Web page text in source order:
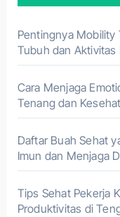
Pentingnya Mobility
Tubuh dan Aktivitas
Cara Menjaga
Tenang dan
Daftar Buah Sehat
Imun dan Menjaga
Tips Sehat Pekerja
Produktivitas di